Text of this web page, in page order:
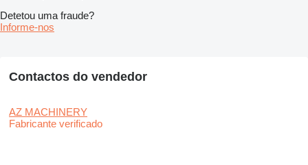
Detetou uma fraude?
Informe-nos
Contactos do vendedor
AZ MACHINERY
Fabricante verificado